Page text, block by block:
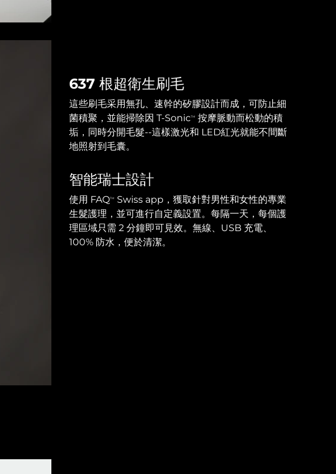
637 根超衛生刷毛
這些刷毛采用無孔、速幹的矽膠設計而成，可防止細
菌積聚，並能掃除因 T-SonicTM
按摩脈動而松動的積
垢，同時分開毛髮--這樣激光和 LED紅光就能不間斷
地照射到毛囊。
智能瑞士設計
使用 FAQTM
Swiss app，獲取針對男性和女性的專業
生髮護理，並可進行自定義設置。每隔一天，每個護
理區域只需 2 分鐘即可見效。無線、USB 充電、
100% 防水，便於清潔。